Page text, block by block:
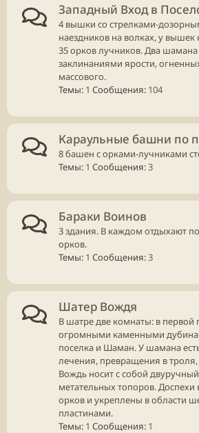
Западный Вход в
4 вышки со стрелками-
наездников на волках, у вышек
35 орков лучников. Два
заклинаниями ярости,
массового.
Темы 1 Сообщения 104
Караульные башни по
8 башен с орками-лучниками
Темы 1 Сообщения 3
Бараки Воинов
3 здания. В каждом отдыхают
орков.
Темы 1 Сообщения 3
Шатер Вождя
В шатре две комнаты: в
огромными каменными
поселка и Шаман. У шамана
лечения, превращения в
Вождь носит с собой
метательных топоров.
орков и укреплены в области
пластинами.
Темы 1 Сообщения 1